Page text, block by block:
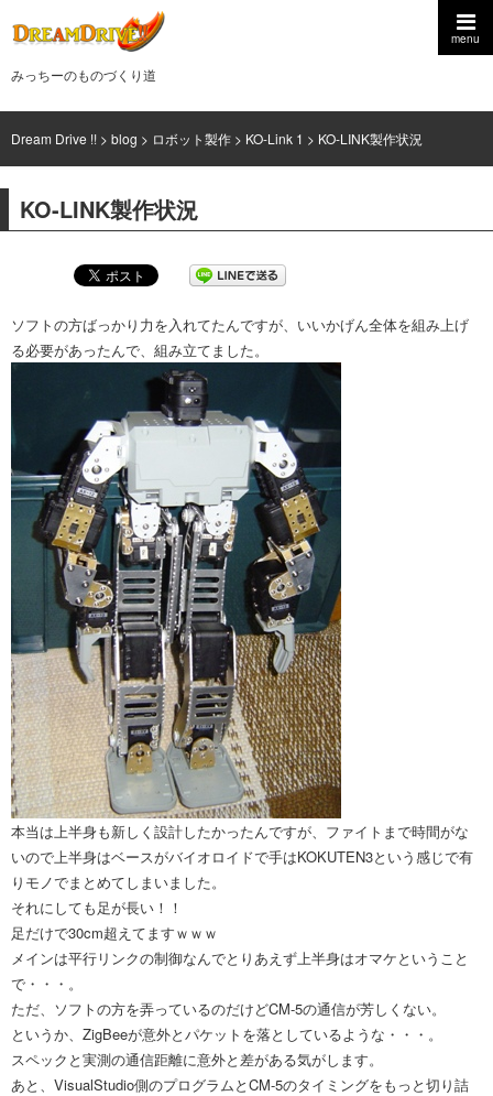
menu
みっちーのものづくり道
Dream Drive !! > blog > ロボット製作 > KO-Link 1 > KO-LINK製作状況
KO-LINK製作状況
ソフトの方ばっかり力を入れてたんですが、いいかげん全体を組み上げ
る必要があったんで、組み立てました。
本当は上半身も新しく設計したかったんですが、ファイトまで時間がな
いので上半身はベースがバイオロイドで手はKOKUTEN3という感じで有
りモノでまとめてしまいました。
それにしても足が長い！！
足だけで30cm超えてますｗｗｗ
メインは平行リンクの制御なんでとりあえず上半身はオマケということ
で・・・。
ただ、ソフトの方を弄っているのだけどCM-5の通信が芳しくない。
というか、ZigBeeが意外とパケットを落としているような・・・。
スペックと実測の通信距離に意外と差がある気がします。
あと、VisualStudio側のプログラムとCM-5のタイミングをもっと切り詰